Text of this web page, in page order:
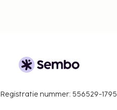
Registratie nummer: 556529-1795